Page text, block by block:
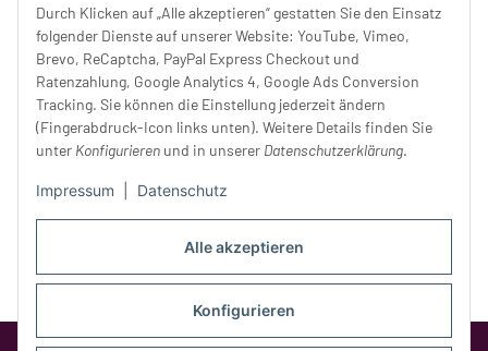
Alle akzeptieren
Konfigurieren
Durch Klicken auf „Alle akzeptieren“ gestatten Sie den Einsatz
folgender Dienste auf unserer Website: YouTube, Vimeo,
Brevo, ReCaptcha, PayPal Express Checkout und
Ratenzahlung, Google Analytics 4, Google Ads Conversion
Tracking. Sie können die Einstellung jederzeit ändern
(Fingerabdruck-Icon links unten). Weitere Details finden Sie
unter Konfigurieren und in unserer Datenschutzerklärung.
Impressum Datenschutz
Samstag:
10 - 14 Uhr
Unser Service
Rechtliches